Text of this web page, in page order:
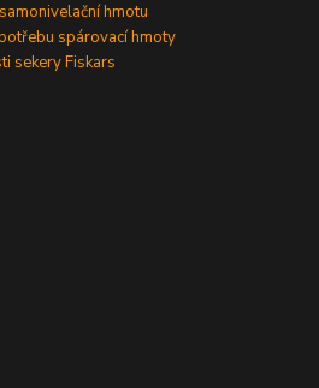
hmotu
spárovací hmoty
sekery Fiskars